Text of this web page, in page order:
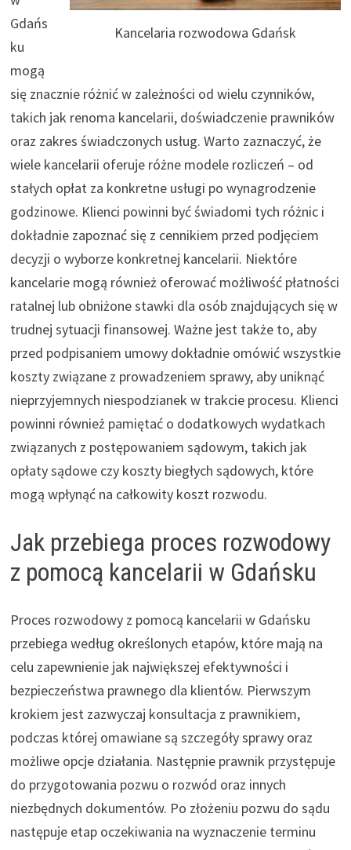
Kancelaria rozwodowa Gdańsk
Gdańs
ku
mogą
się znacznie różnić w zależności od wielu czynników,
takich jak renoma kancelarii, doświadczenie prawników
oraz zakres świadczonych usług. Warto zaznaczyć, że
wiele kancelarii oferuje różne modele rozliczeń – od
stałych opłat za konkretne usługi po wynagrodzenie
godzinowe. Klienci powinni być świadomi tych różnic i
dokładnie zapoznać się z cennikiem przed podjęciem
decyzji o wyborze konkretnej kancelarii. Niektóre
kancelarie mogą również oferować możliwość płatności
ratalnej lub obniżone stawki dla osób znajdujących się w
trudnej sytuacji finansowej. Ważne jest także to, aby
przed podpisaniem umowy dokładnie omówić wszystkie
koszty związane z prowadzeniem sprawy, aby uniknąć
nieprzyjemnych niespodzianek w trakcie procesu. Klienci
powinni również pamiętać o dodatkowych wydatkach
związanych z postępowaniem sądowym, takich jak
opłaty sądowe czy koszty biegłych sądowych, które
mogą wpłynąć na całkowity koszt rozwodu.
Jak przebiega proces rozwodowy
z pomocą kancelarii w Gdańsku
Proces rozwodowy z pomocą kancelarii w Gdańsku
przebiega według określonych etapów, które mają na
celu zapewnienie jak największej efektywności i
bezpieczeństwa prawnego dla klientów. Pierwszym
krokiem jest zazwyczaj konsultacja z prawnikiem,
podczas której omawiane są szczegóły sprawy oraz
możliwe opcje działania. Następnie prawnik przystępuje
do przygotowania pozwu o rozwód oraz innych
niezbędnych dokumentów. Po złożeniu pozwu do sądu
następuje etap oczekiwania na wyznaczenie terminu